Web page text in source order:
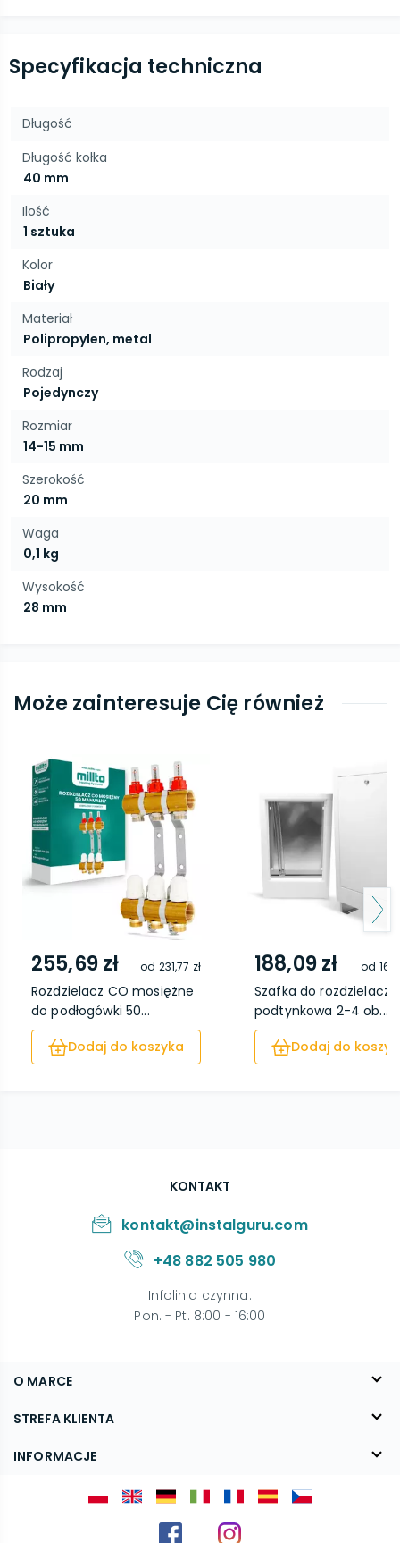
Specyfikacja techniczna
Długość
Długość kołka
40 mm
Ilość
1 sztuka
Kolor
Biały
Materiał
Polipropylen, metal
Rodzaj
Pojedynczy
Rozmiar
14-15 mm
Szerokość
20 mm
Waga
0,1 kg
Wysokość
28 mm
Może zainteresuje Cię również
255,69 zł od 231,77 zł
Rozdzielacz CO mosiężne
do podłogówki 50...
Dodaj do koszyka
188,09 zł od
Szafka do rozdzielacza
podtynkowa 2-4 ob...
Dodaj do
O MARCE
O nas
Blog
STREFA KLIENTA
FAQ
INFORMACJE
KONTAKT
kontakt@instalguru.com
+48 882 505 980
Infolinia czynna:
Pon. - Pt. 8:00 - 16:00